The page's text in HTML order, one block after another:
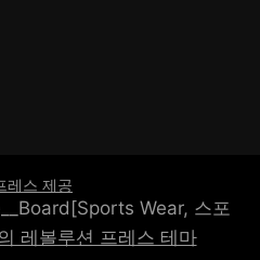
레스 제공
Wear, 스포
레볼루션 프레스 테마